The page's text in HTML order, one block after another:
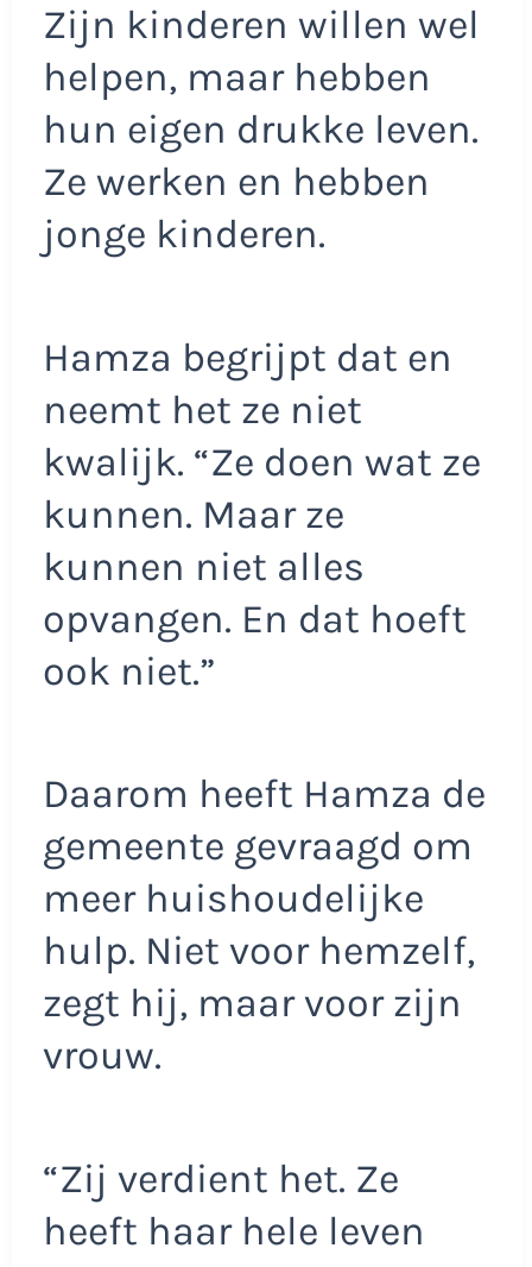
Zijn kinderen willen wel
helpen, maar hebben
hun eigen drukke leven.
Ze werken en hebben
jonge kinderen.
Hamza begrijpt dat en
neemt het ze niet
kwalijk. “Ze doen wat ze
kunnen. Maar ze
kunnen niet alles
opvangen. En dat hoeft
ook niet.”
Daarom heeft Hamza de
gemeente gevraagd om
meer huishoudelijke
hulp. Niet voor hemzelf,
zegt hij, maar voor zijn
vrouw.
“Zij verdient het. Ze
heeft haar hele leven